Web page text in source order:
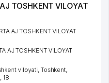
TOSHKENT VILOYAT
AJ TOSHKENT VILOYAT
AJ TOSHKENT VILOYAT
viloyati Toshkent
, 18